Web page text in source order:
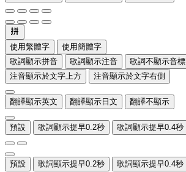
使用繁體字
使用簡體字
歌詞顯示拼音
歌詞顯示注音 歌詞不顯示音標
注音顯示於文字上方
注音顯示於文字右側
翻譯顯示英文 翻譯顯示日文 翻譯不顯示
預設 歌詞顯示提早0.2秒 歌詞顯示提早0.4秒
預設 歌詞顯示提早0.2秒 歌詞顯示提早0.4秒